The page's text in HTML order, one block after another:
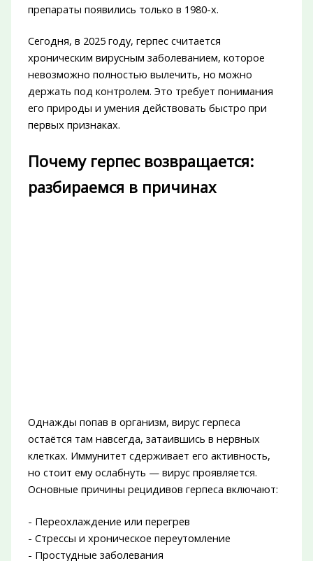
препараты появились только в 1980-х.
Сегодня, в 2025 году, герпес считается
хроническим вирусным заболеванием, которое
невозможно полностью вылечить, но можно
держать под контролем. Это требует понимания
его природы и умения действовать быстро при
первых признаках.
Почему герпес возвращается:
разбираемся в причинах
Однажды попав в организм, вирус герпеса
остаётся там навсегда, затаившись в нервных
клетках. Иммунитет сдерживает его активность,
но стоит ему ослабнуть — вирус проявляется.
Основные причины рецидивов герпеса включают:
- Переохлаждение или перегрев
- Стрессы и хроническое переутомление
- Простудные заболевания